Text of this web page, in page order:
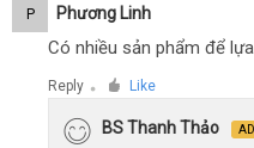
P Phương Linh
Có nhiều sản phẩm để
Reply ● Like
BS Thanh Thảo